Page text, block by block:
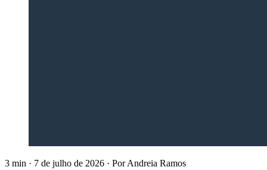
3 min · 7 de julho de 2026 · PorAndreia Ramos